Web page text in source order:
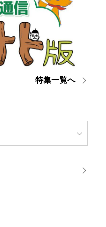
特集一覧へ